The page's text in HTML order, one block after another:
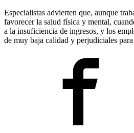
Especialistas advierten que, aunque
favorecer la salud física y mental,
a la insuficiencia de ingresos, y los
de muy baja calidad y perjudiciales